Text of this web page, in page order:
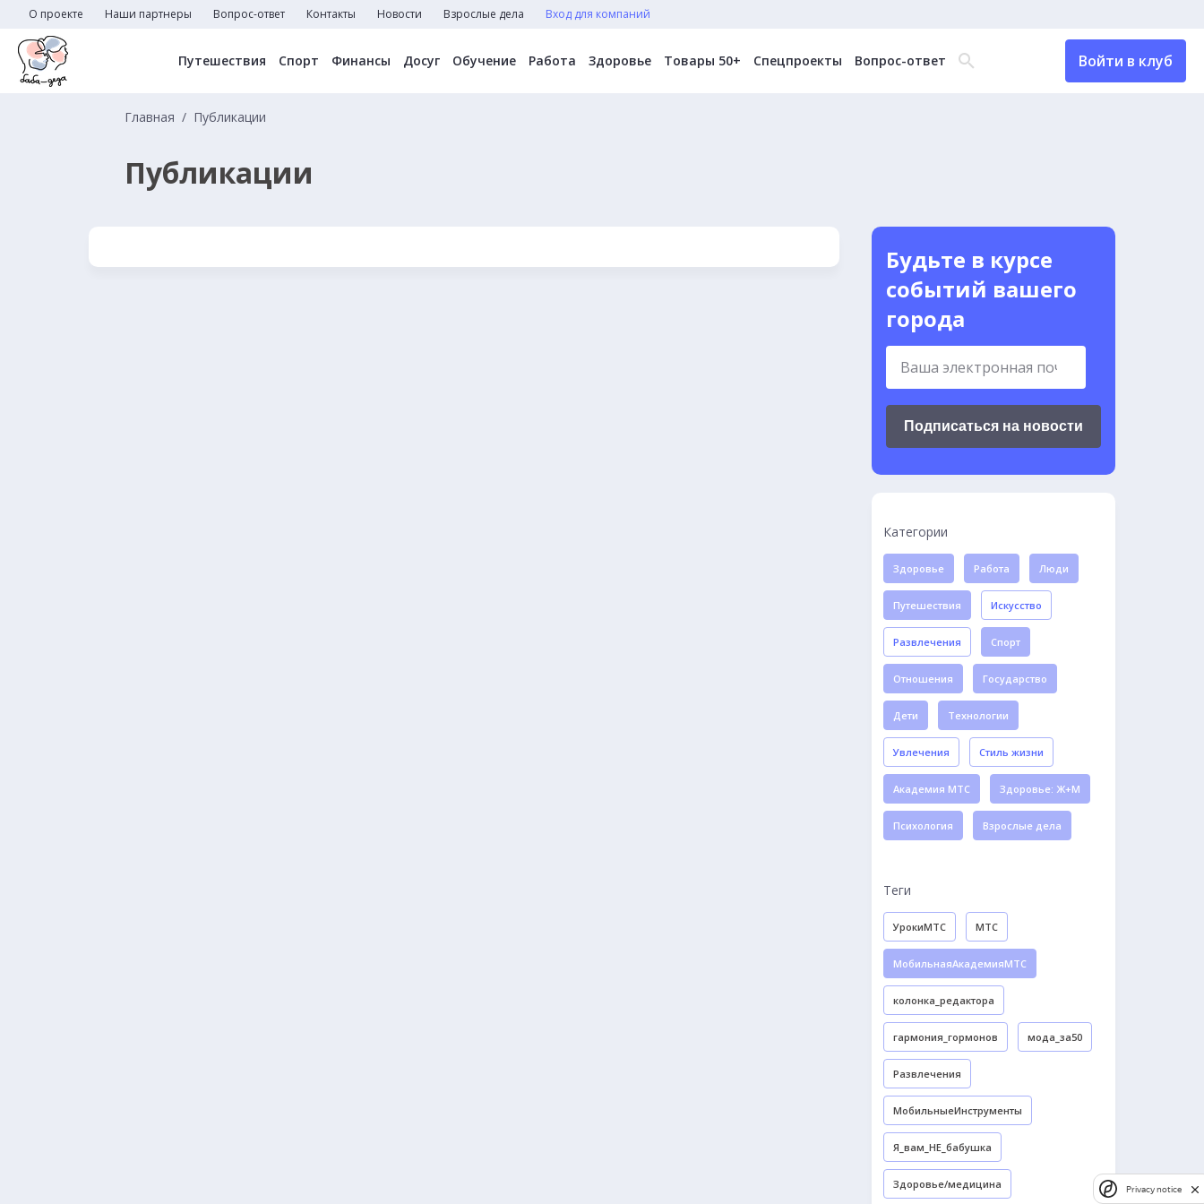
О проекте Наши партнеры Вопрос-ответ Контакты Новости Взрослые дела Вход для компаний
Путешествия Спорт Финансы Досуг Обучение Работа Здоровье Товары 50+ Спецпроекты Вопрос-ответ Войти в клуб
Главная Публикации
Публикации
Будьте в курсе
событий вашего
города
Подписаться на новости
Категории
Здоровье Работа Люди
Путешествия Искусство
Развлечения Спорт
Отношения Государство
Дети Технологии
Увлечения Стиль жизни
Академия МТС Здоровье: Ж+М
Психология Взрослые дела
Теги
УрокиМТС МТС
МобильнаяАкадемияМТС
колонка_редактора
гармония_гормонов мода_за50
Развлечения
МобильныеИнструменты
Я_вам_НЕ_бабушка
Здоровье/медицина Privacy notice